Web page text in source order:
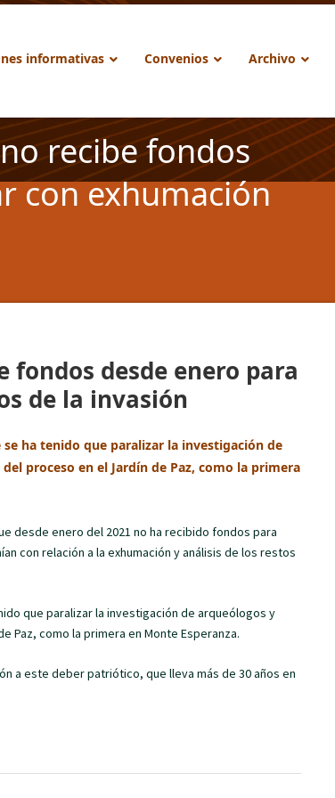
informativas Convenios Archivo
recibe fondos
con exhumación
fondos desde enero para
de la invasión
ha tenido que paralizar la investigación de
proceso en el Jardín de Paz, como la primera
desde enero del 2021 no ha recibido fondos para
con relación a la exhumación y análisis de los restos
que paralizar la investigación de arqueólogos y
Paz, como la primera en Monte Esperanza.
a este deber patriótico, que lleva más de 30 años en